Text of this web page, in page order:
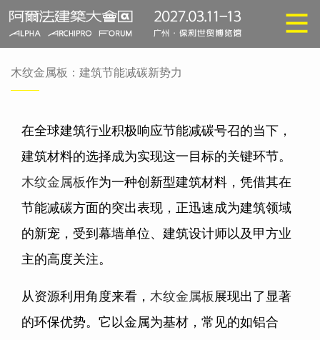
木纹金属板：建筑节能减碳新势力
在全球建筑行业积极响应节能减碳号召的当下，
建筑材料的选择成为实现这一目标的关键环节。
木纹金属板作为一种创新型建筑材料，凭借其在
节能减碳方面的突出表现，正迅速成为建筑领域
的新宠，受到幕墙单位、建筑设计师以及甲方业
主的高度关注。
从资源利用角度来看， 木纹金属板 展现出了显著
的环保优势。它以金属为基材，常见的如铝合